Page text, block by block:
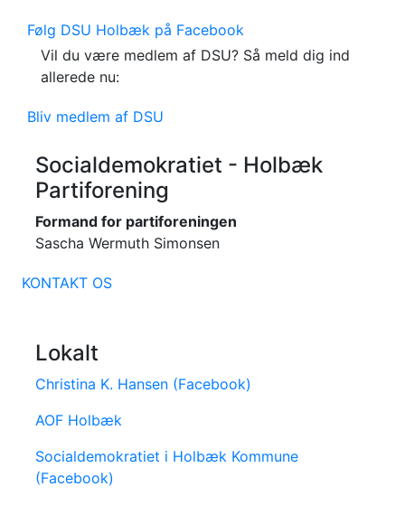
Følg DSU Holbæk på Facebook
Vil du være medlem af DSU? Så meld dig ind
allerede nu:
Bliv medlem af DSU
Socialdemokratiet - Holbæk
Partiforening
Formand for partiforeningen
Sascha Wermuth Simonsen
KONTAKT OS
Lokalt
Christina K. Hansen (Facebook)
AOF Holbæk
Socialdemokratiet i Holbæk Kommune
(Facebook)